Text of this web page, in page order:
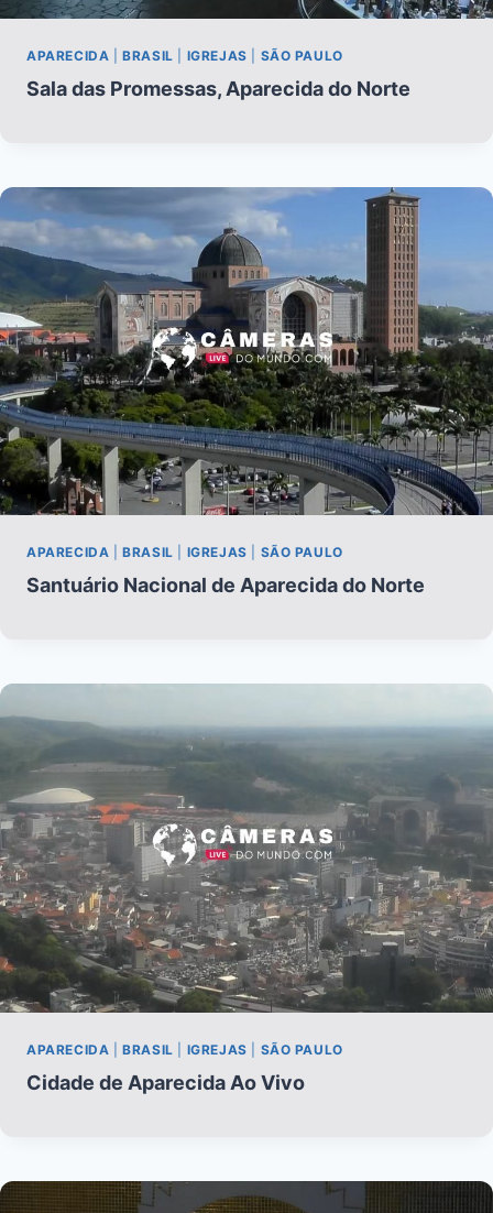
APARECIDA |BRASIL IGREJAS SÃO PAULO
Sala das Promessas, Aparecida do Norte
APARECIDA |BRASIL IGREJAS SÃO PAULO
Santuário Nacional de Aparecida do Norte
APARECIDA |BRASIL IGREJAS SÃO PAULO
Cidade de Aparecida Ao Vivo